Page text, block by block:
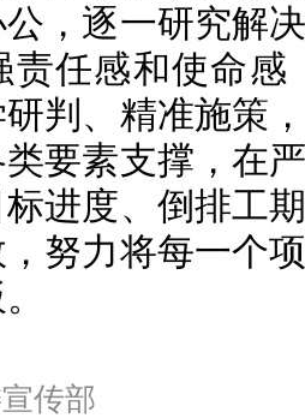
，逐一研究解
责任感和使命
判、精准施策
要素支撑，在
进度、倒排工
努力将每一个
传部